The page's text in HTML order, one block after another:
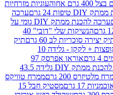
עוגיות מזרחיות
ערכה
ערכה להכנת ממתק DIY גומי על
הנשיקות שלי "דובי" 40
לב 60 גרם
תיק
סוכריות קופצות + לקקן - גלידה 10
אוראו אפרסק 97
ערכה להכנת ממתק DIY גלידה 43.5
ממרח טוויקס
מסטיק חבל 15